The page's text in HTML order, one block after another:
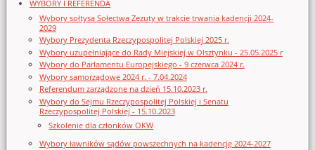
WYBORY I REFERENDA
Wybory sołtysa Sołectwa Zezuty w trakcie trwania kadencji 2024-
2029
Wybory Prezydenta Rzeczypospolitej Polskiej 2025 r.
Wybory uzupełniające do Rady Miejskiej w Olsztynku - 25.05.2025 r
Wybory do Parlamentu Europejskiego - 9 czerwca 2024 r.
Wybory samorządowe 2024 r. - 7.04.2024
Referendum zarządzone na dzień 15.10.2023 r.
Wybory do Sejmu Rzeczypospolitej Polskiej i Senatu
Rzeczypospolitej Polskiej - 15.10.2023
Szkolenie dla członków OKW
Wybory ławników sądów powszechnych na kadencję 2024-2027